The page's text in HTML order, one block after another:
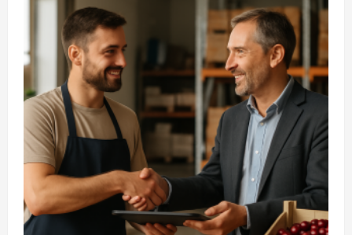
und
Verdauung:
Vorteile
von
Kirschen
|
KurdenKirsche